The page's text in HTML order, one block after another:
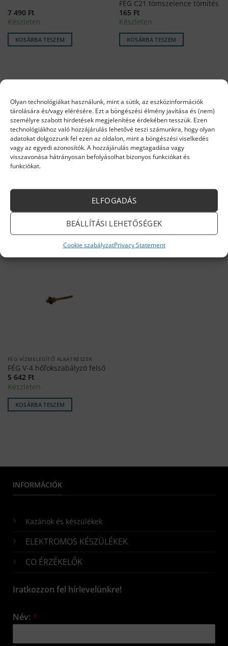
Olyan technológiákat használunk, mint a sütik, az eszközinformációk
tárolására és/vagy elérésére. Ezt a böngészési élmény javítása és (nem)
személyre szabott hirdetések megjelenítése érdekében tesszük. Ezen
technológiákhoz való hozzájárulás lehetővé teszi számunkra, hogy olyan
adatokat dolgozzunk fel ezen az oldalon, mint a böngészési viselkedés
vagy az egyedi azonosítók. A hozzájárulás megtagadása vagy
visszavonása hátrányosan befolyásolhat bizonyos funkciókat és
funkciókat.
ELFOGADÁS
BEÁLLÍTÁSI LEHETŐSÉGEK
Cookie szabályzatPrivacy Statement
7 490 Ft
Készleten
KOSÁRBA TESZEM
FÉG C21 tömszelence tömítés
165 Ft
Készleten
KOSÁRBA TESZEM
2 354
78 990
Készleten
KOSÁRBA TESZEM
FÉG VÍZMELEGÍTŐ ALKATRÉSZEK
FÉG V-4 hőfokszabályzó felső
5 642 Ft
Készleten
KOSÁRBA TESZEM
INFORMÁCIÓK
Kazánok és készülékek
ELEKTROMOS KÉSZÜLÉKEK
CO ÉRZÉKELŐK
Iratkozzon fel hírlevelünkre!
Név: *